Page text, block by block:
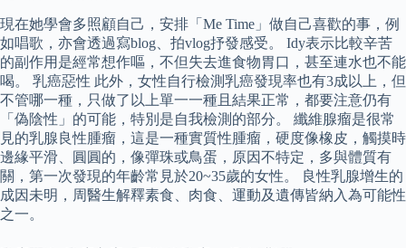
現在她學會多照顧自己，安排「Me Time」做自己喜歡的事，例
如唱歌，亦會透過寫blog、拍vlog抒發感受。 Idy表示比較辛苦
的副作用是經常想作嘔，不但失去進食物胃口，甚至連水也不能
喝。 乳癌惡性 此外，女性自行檢測乳癌發現率也有3成以上，但
不管哪一種，只做了以上單一一種且結果正常，都要注意仍有
「偽陰性」的可能，特別是自我檢測的部分。 纖維腺瘤是很常
見的乳腺良性腫瘤，這是一種實質性腫瘤，硬度像橡皮，觸摸時
邊緣平滑、圓圓的，像彈珠或鳥蛋，原因不特定，多與體質有
關，第一次發現的年齡常見於20~35歲的女性。 良性乳腺增生的
成因未明，周醫生解釋素食、肉食、運動及遺傳皆納入為可能性
之一。